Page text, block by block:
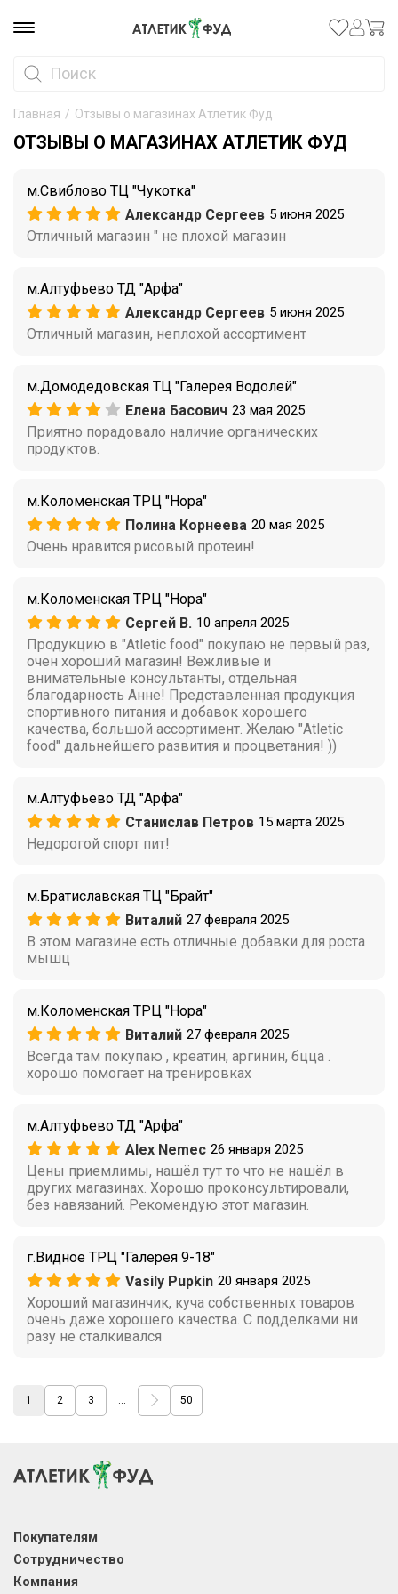
Главная / Отзывы о магазинах Атлетик Фуд
ОТЗЫВЫ О МАГАЗИНАХ АТЛЕТИК ФУД
м.Свиблово ТЦ "Чукотка"
Александр Сергеев 5 июня 2025
Отличный магазин " не плохой магазин
м.Алтуфьево ТД "Арфа"
Александр Сергеев 5 июня 2025
Отличный магазин, неплохой ассортимент
м.Домодедовская ТЦ "Галерея Водолей"
Елена Басович 23 мая 2025
Приятно порадовало наличие органических
продуктов.
м.Коломенская ТРЦ "Нора"
Полина Корнеева 20 мая 2025
Очень нравится рисовый протеин!
м.Коломенская ТРЦ "Нора"
Сергей В. 10 апреля 2025
Продукцию в "Atletic food" покупаю не первый раз,
очен хороший магазин! Вежливые и
внимательные консультанты, отдельная
благодарность Анне! Представленная продукция
спортивного питания и добавок хорошего
качества, большой ассортимент. Желаю "Atletic
food" дальнейшего развития и процветания! ))
м.Алтуфьево ТД "Арфа"
Станислав Петров 15 марта 2025
Недорогой спорт пит!
м.Братиславская ТЦ "Брайт"
Виталий 27 февраля 2025
В этом магазине есть отличные добавки для роста
мышц
м.Коломенская ТРЦ "Нора"
Виталий 27 февраля 2025
Всегда там покупаю , креатин, аргинин, бцца .
хорошо помогает на тренировках
м.Алтуфьево ТД "Арфа"
Alex Nemec 26 января 2025
Цены приемлимы, нашёл тут то что не нашёл в
других магазинах. Хорошо проконсультировали,
без навязаний. Рекомендую этот магазин.
г.Видное ТРЦ "Галерея 9-18"
Vasily Pupkin 20 января 2025
Хороший магазинчик, куча собственных товаров
очень даже хорошего качества. С подделками ни
разу не сталкивался
1 2 3 ... 50
Покупателям
Сотрудничество
Компания